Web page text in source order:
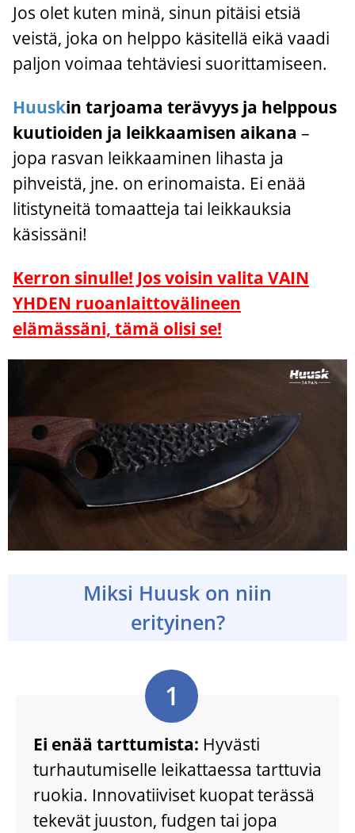
Jos olet kuten minä, sinun pitäisi etsiä
veistä, joka on helppo käsitellä eikä vaadi
paljon voimaa tehtäviesi suorittamiseen.
Huuskin tarjoama terävyys ja helppous
kuutioiden ja leikkaamisen aikana –
jopa rasvan leikkaaminen lihasta ja
pihveistä, jne. on erinomaista. Ei enää
litistyneitä tomaatteja tai leikkauksia
käsissäni!
Kerron sinulle! Jos voisin valita VAIN
YHDEN ruoanlaittovälineen
elämässäni, tämä olisi se!
Miksi Huusk on niin
erityinen?
Ei enää tarttumista: Hyvästi
turhautumiselle leikattaessa tarttuvia
ruokia. Innovatiiviset kuopat terässä
tekevät juuston, fudgen tai jopa
1